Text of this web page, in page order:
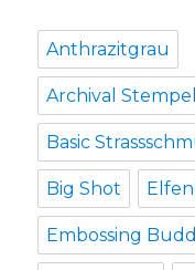
Anthrazitgrau
Archival
Basic
Big Shot
Embossing